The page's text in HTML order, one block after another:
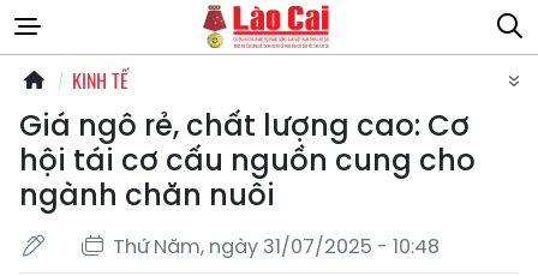
KINH TẾ
Giá ngô rẻ, chất lượng cao: Cơ
hội tái cơ cấu nguồn cung cho
ngành chăn nuôi
Thứ Năm, ngày 31/07/2025 - 10:48